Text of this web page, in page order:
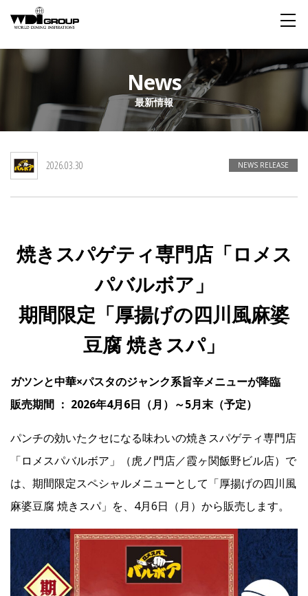
About WDI
WDI STANDARD
私たちが大切にするもの 舞台は世界
Social Responsibility Sustainability
Restaurant
Wedding
IR
よくあるご質問 IRお問い合わせ 免責事項
Franchise
Recruit
News
最新情報
2026.03.30 NEWS RELEASE
焼きスパゲティ専門店「ロメス
パバルボア」
期間限定「厚揚げの四川風麻婆
豆腐 焼きスパ」
ガツンと中華×パスタのジャンク系旨辛メニューが降臨
販売期間 ： 2026年4月6日（月）～5月末（予定）
パンチの効いたクセになる味わいの焼きスパゲティ専門店
「ロメスパバルボア」（虎ノ門店／霞ヶ関飯野ビル店）で
は、期間限定スペシャルメニューとして「厚揚げの四川風
麻婆豆腐 焼きスパ」を、4月6日（月）から販売します。